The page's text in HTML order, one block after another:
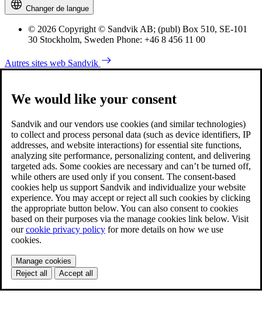
Changer de langue
© 2026 Copyright © Sandvik AB; (publ) Box 510, SE-101
30 Stockholm, Sweden Phone: +46 8 456 11 00
Autres sites web Sandvik
We would like your consent
Sandvik and our vendors use cookies (and similar technologies)
to collect and process personal data (such as device identifiers, IP
addresses, and website interactions) for essential site functions,
analyzing site performance, personalizing content, and delivering
targeted ads. Some cookies are necessary and can’t be turned off,
while others are used only if you consent. The consent-based
cookies help us support Sandvik and individualize your website
experience. You may accept or reject all such cookies by clicking
the appropriate button below. You can also consent to cookies
based on their purposes via the manage cookies link below. Visit
ourcookie privacy policy for more details on how we use
cookies.
Manage cookies
Reject all
Accept all